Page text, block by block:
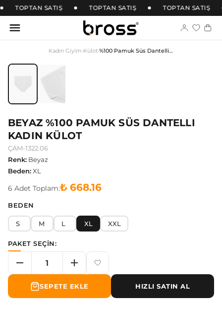
TOPTAN SATIŞ TOPTAN SATIŞ TOPTAN SATIŞ
Kadın Giyim›Külot› %100 Pamuk Süs Dantelli Kadın Külot
BEYAZ %100 PAMUK SÜS DANTELLI
KADIN KÜLOT
ÇAM-1322.06
Renk: Beyaz
Beden:XL
6 Adet Toplam:₺ 668.16
BEDEN
S M L XL XXL
PAKET SEÇİN:
SEPETE EKLE HIZLI SATIN AL